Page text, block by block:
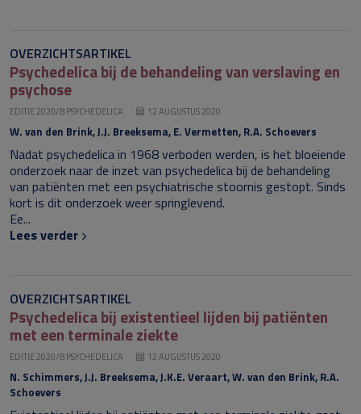
OVERZICHTSARTIKEL
Psychedelica bij de behandeling van verslaving en
psychose
EDITIE 2020/8 PSYCHEDELICA 12 AUGUSTUS 2020
W. van den Brink, J.J. Breeksema, E. Vermetten, R.A. Schoevers
Nadat psychedelica in 1968 verboden werden, is het bloeiende
onderzoek naar de inzet van psychedelica bij de behandeling
van patiënten met een psychiatrische stoornis gestopt. Sinds
kort is dit onderzoek weer springlevend.
Ee...
Lees verder
OVERZICHTSARTIKEL
Psychedelica bij existentieel lijden bij patiënten
met een terminale ziekte
EDITIE 2020/8 PSYCHEDELICA 12 AUGUSTUS 2020
N. Schimmers, J.J. Breeksema, J.K.E. Veraart, W. van den Brink, R.A.
Schoevers